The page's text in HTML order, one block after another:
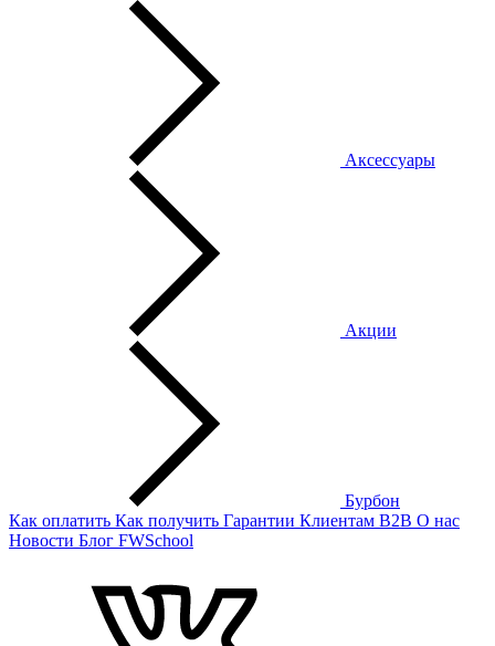
Аксессуары
Акции
Бурбон
Как оплатить Как получить Гарантии Клиентам B2B О нас
Новости Блог FWSchool